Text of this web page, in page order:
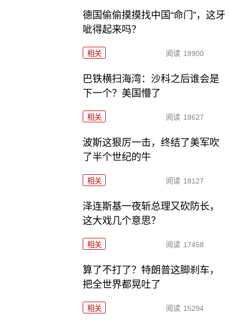
德国偷偷摸摸找中国“命门”，这牙
呲得起来吗？
相关 阅读 18900
巴铁横扫海湾：沙科之后谁会是
下一个？美国懵了
相关 阅读 18627
波斯这狠厉一击，终结了美军吹
了半个世纪的牛
相关 阅读 18127
泽连斯基一夜斩总理又砍防长，
这大戏几个意思？
相关 阅读 17458
算了不打了？特朗普这脚刹车，
把全世界都晃吐了
相关 阅读 15294